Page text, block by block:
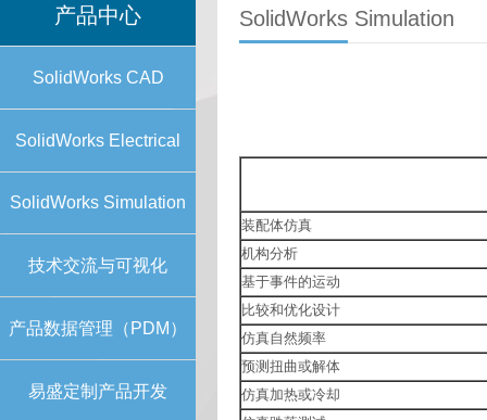
产品中心
SolidWorks CAD
SolidWorks Electrical
SolidWorks Simulation
技术交流与可视化
产品数据管理（PDM）
易盛定制产品开发
SolidWorks Simulation
装配体仿真
机构分析
基于事件的运动
比较和优化设计
仿真自然频率
预测扭曲或解体
仿真加热或冷却